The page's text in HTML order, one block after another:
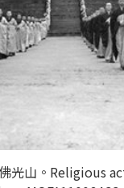
光山。Religious